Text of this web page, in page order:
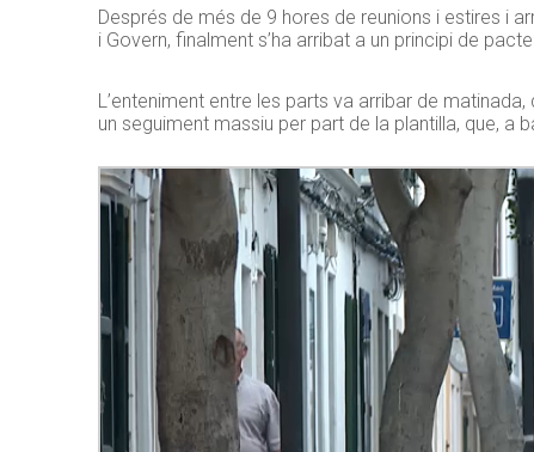
Després de més de 9 hores de reunions i estires i
i Govern, finalment s’ha arribat a un principi de
L’enteniment entre les parts va arribar de
un seguiment massiu per part de la plantilla, que, a